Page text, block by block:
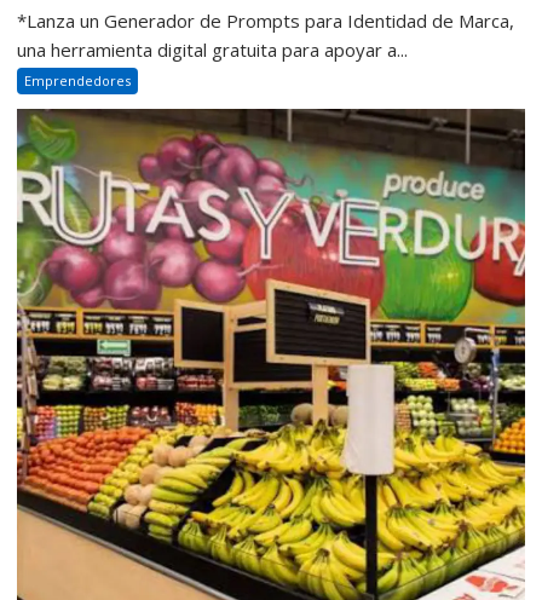
*Lanza un Generador de Prompts para Identidad de Marca,
una herramienta digital gratuita para apoyar a...
Emprendedores